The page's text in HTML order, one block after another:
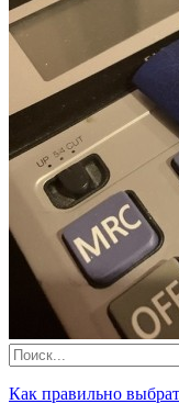
Как правильно